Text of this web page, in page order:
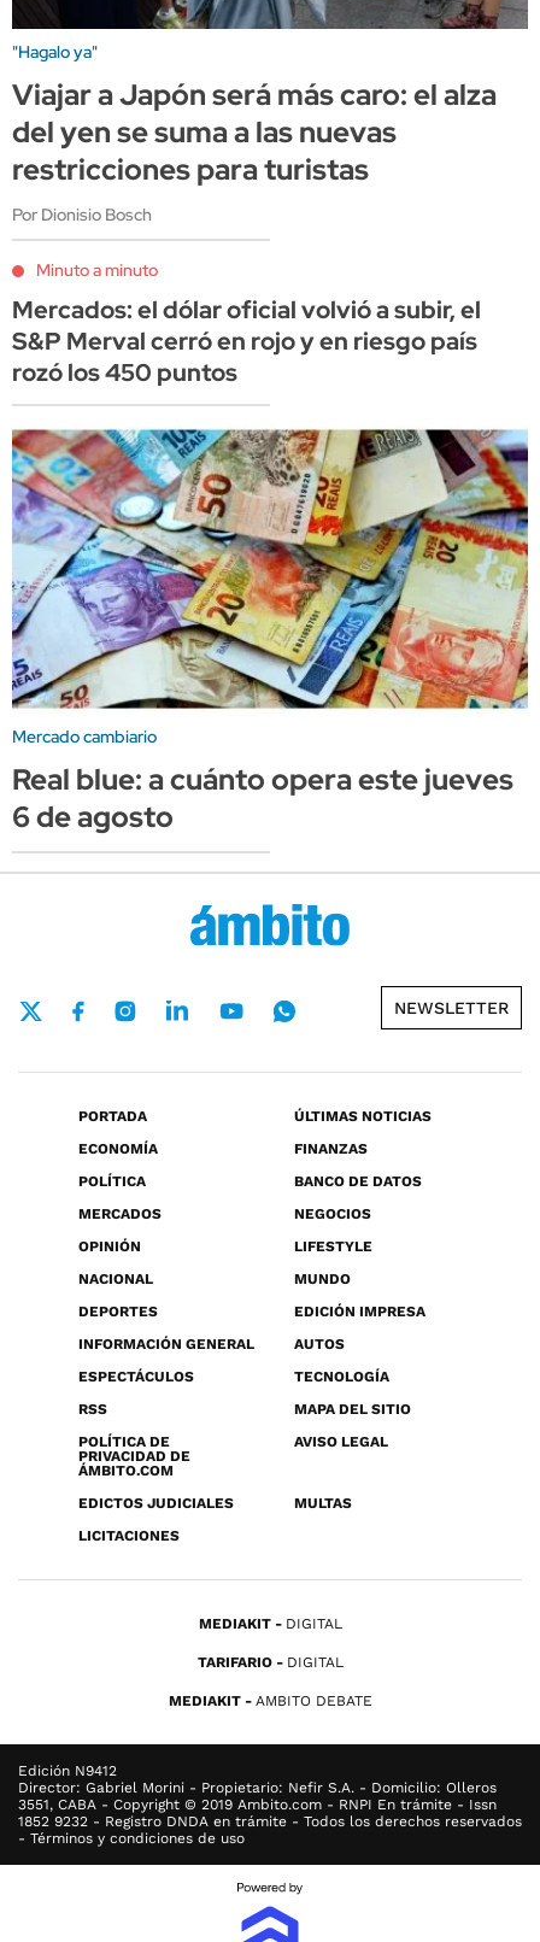
"Hagalo ya"
Viajar a Japón será más caro: el alza
del yen se suma a las nuevas
restricciones para turistas
Por Dionisio Bosch
Minuto a minuto
Mercados: el dólar oficial volvió a subir, el
S&P Merval cerró en rojo y en riesgo país
rozó los 450 puntos
Mercado cambiario
Real blue: a cuánto opera este jueves
6 de agosto
NEWSLETTER
PORTADA
ÚLTIMAS NOTICIAS
ECONOMÍA
FINANZAS
POLÍTICA
BANCO DE DATOS
MERCADOS
NEGOCIOS
OPINIÓN
LIFESTYLE
NACIONAL
MUNDO
DEPORTES
EDICIÓN IMPRESA
INFORMACIÓN GENERAL
AUTOS
ESPECTÁCULOS
TECNOLOGÍA
RSS
MAPA DEL SITIO
POLÍTICA DE
PRIVACIDAD DE
ÁMBITO.COM
AVISO LEGAL
EDICTOS JUDICIALES
MULTAS
LICITACIONES
MEDIAKIT DIGITAL
TARIFARIO DIGITAL
MEDIAKIT AMBITO DEBATE
Edición N9412
Director: Gabriel Morini - Propietario: Nefir S.A. - Domicilio: Olleros
3551, CABA - Copyright © 2019 Ambito.com - RNPI En trámite - Issn
1852 9232 - Registro DNDA en trámite - Todos los derechos reservados
- Términos y condiciones de uso